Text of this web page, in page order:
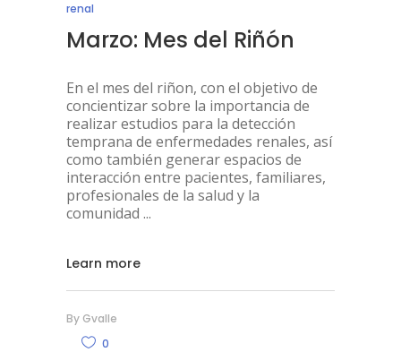
renal
Marzo: Mes del Riñón
En el mes del riñon, con el objetivo de
concientizar sobre la importancia de
realizar estudios para la detección
temprana de enfermedades renales, así
como también generar espacios de
interacción entre pacientes, familiares,
profesionales de la salud y la
comunidad
Learn more
By Gvalle
0